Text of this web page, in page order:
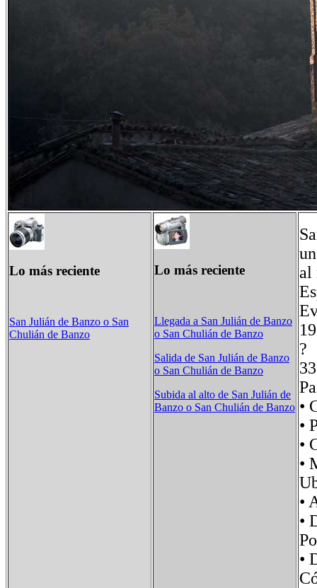
Lo más reciente
San Julián de Banzo o San
Chulián de Banzo
Lo más reciente
Llegada a San Julián de Banzo
o San Chulián de Banzo
Salida de San Julián de Banzo
o San Chulián de Banzo
Subida al alto de San Julián de
Banzo o San Chulián de Banzo
al
•
•
•
•
•
•
•